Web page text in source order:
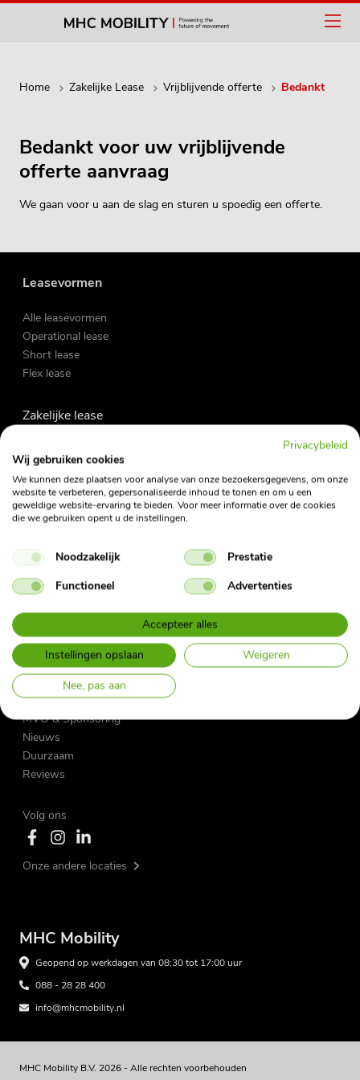
Home Zakelijke Lease Vrijblijvende offerte Bedankt
Bedankt voor uw vrijblijvende
offerte aanvraag
We gaan voor u aan de slag en sturen u spoedig een offerte.
Leasevormen
Alle leasevormen
Operational lease
Short lease
Flex lease
Zakelijke lease
Occasions
Fietslease
My Fleet Manager
My Mobility App
Contact
Herroepingsformulier Private Lease
Over ons
Vacatures
MVO & Sponsoring
Nieuws
Duurzaam
Reviews
Volg ons
Onze andere locaties
MHC Mobility
Geopend op werkdagen van 08:30 tot 17:00 uur
088 - 28 28 400
info@mhcmobility.nl
MHC Mobility B.V. 2026 - Alle rechten voorbehouden
Privacybeleid
Wij gebruiken cookies
We kunnen deze plaatsen voor analyse van onze bezoekersgegevens, om onze
website te verbeteren, gepersonaliseerde inhoud te tonen en om u een
geweldige website-ervaring te bieden. Voor meer informatie over de cookies
die we gebruiken opent u de instellingen.
Noodzakelijk
Prestatie
Functioneel
Advertenties
Accepteer alles
Instellingen opslaan
Weigeren
Nee, pas aan